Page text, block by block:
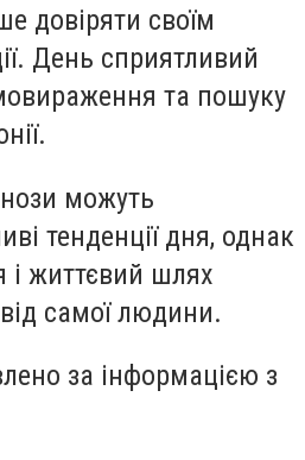
довіряти своїм
День сприятливий
та пошуку
можуть
тенденції дня, однак
і життєвий шлях
самої людини.
за інформацією з